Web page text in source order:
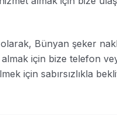
Bünyan şeker
için bize telefon
için sabırsızlıkla